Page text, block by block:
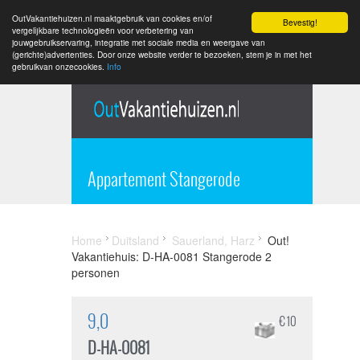
Bevestig!
OutVakantiehuizen.nl maaktgebruik van cookies en/of
vergelijkbare technologieën voor verbetering van
jouwgebruikservaring, integratie met sociale media en weergave van
(gerichte)advertenties. Door onze website verder te bezoeken, stem je in met het
gebruikvan onzecookies. Info
Appartement Stangerode
Home Duitsland Sauerland, Harz
Out!
Vakantiehuis: D-HA-0081 Stangerode 2
personen
9,0
D-HA-0081
€ 10